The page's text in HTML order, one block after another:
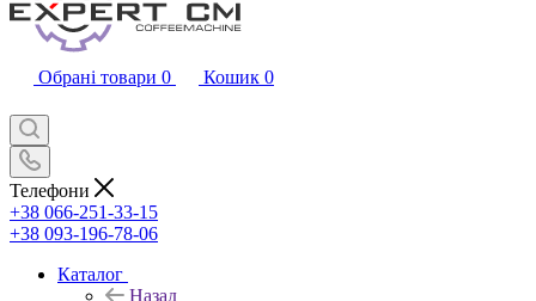
Обрані товари 0 Кошик 0
Телефони
+38 066-251-33-15
+38 093-196-78-06
Каталог
Назад